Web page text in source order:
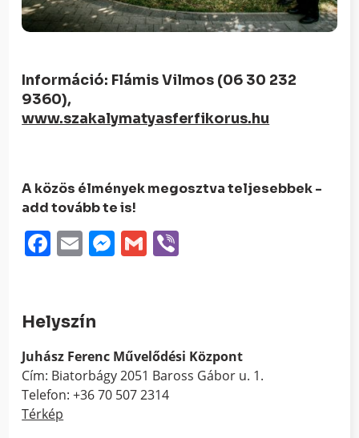
Információ: Flámis Vilmos (06 30 232
9360),
www.szakalymatyasferfikorus.hu
A közös élmények megosztva teljesebbek -
add tovább te is!
Facebook
EmailMessenger
Gmail
Helyszín
Juhász Ferenc Művelődési Központ
Cím: Biatorbágy 2051 Baross Gábor u. 1.
Telefon: +36 70 507 2314
Térkép